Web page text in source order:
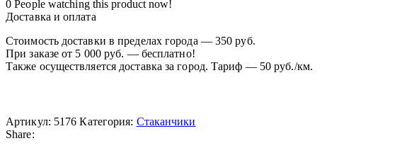
0 People watching this product now!
Доставка и оплата
Стоимость доставки в пределах города — 350 руб.
При заказе от 5 000 руб. — бесплатно!
Также осуществляется доставка за город. Тариф — 50 руб./км.
Артикул: 5176Категория: Стаканчики
Share: